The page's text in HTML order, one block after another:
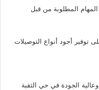
المهام المطلوبة من قبل
توفير أجود أنواع التوصيلات
الجودة في حي الثقبة